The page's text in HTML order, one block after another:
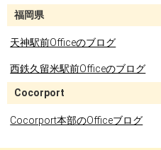
福岡県
天神駅前Officeのブログ
西鉄久留米駅前Officeのブログ
Cocorport
Cocorport本部のOfficeブログ